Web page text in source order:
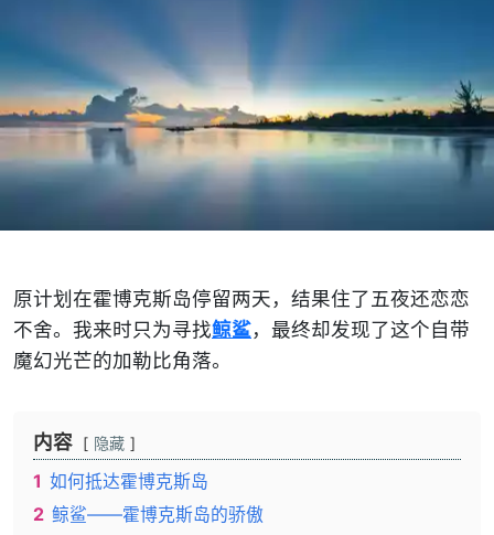
原计划在霍博克斯岛停留两天，结果住了五夜还恋恋
不舍。我来时只为寻找鲸鲨，最终却发现了这个自带
魔幻光芒的加勒比角落。
内容 隐藏
1 如何抵达霍博克斯岛
2 鲸鲨——霍博克斯岛的骄傲